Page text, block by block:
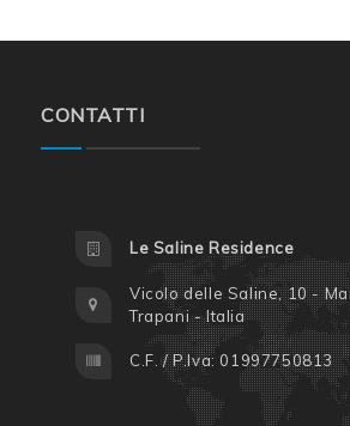
CONTATTI
Le Saline Residence
Vicolo delle Saline, 10 -
Trapani - Italia
C.F. / P.Iva: 01997750813